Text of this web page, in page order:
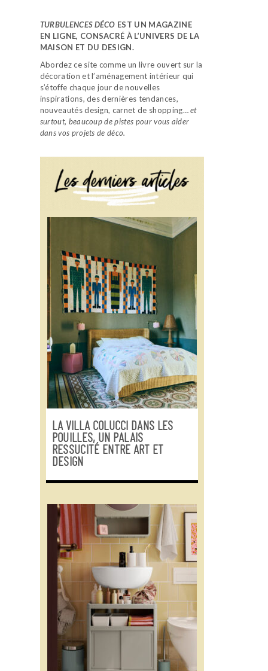
TURBULENCES DÉCO EST UN MAGAZINE
EN LIGNE, CONSACRÉ À L’UNIVERS DE LA
MAISON ET DU DESIGN.
Abordez ce site comme un livre ouvert sur la
décoration et l’aménagement intérieur qui
s’étoffe chaque jour de nouvelles
inspirations, des dernières tendances,
nouveautés design, carnet de shopping…et
surtout, beaucoup de pistes pour vous aider
dans vos projets de déco.
LA VILLA COLUCCI DANS LES
POUILLES, UN PALAIS
RESSUCITÉ ENTRE ART ET
DESIGN